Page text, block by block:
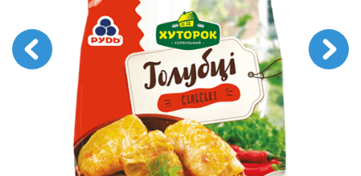
ПОТРЕБИТЕЛЯМ
АКЦИИ
ПРЕСС-ЦЕНТР
ХОРЕКА
Тендерные закупки
Контакты